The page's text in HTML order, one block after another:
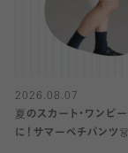
2026.08.07
夏のスカート・ワンピ
に！サマーペチパンツ👗